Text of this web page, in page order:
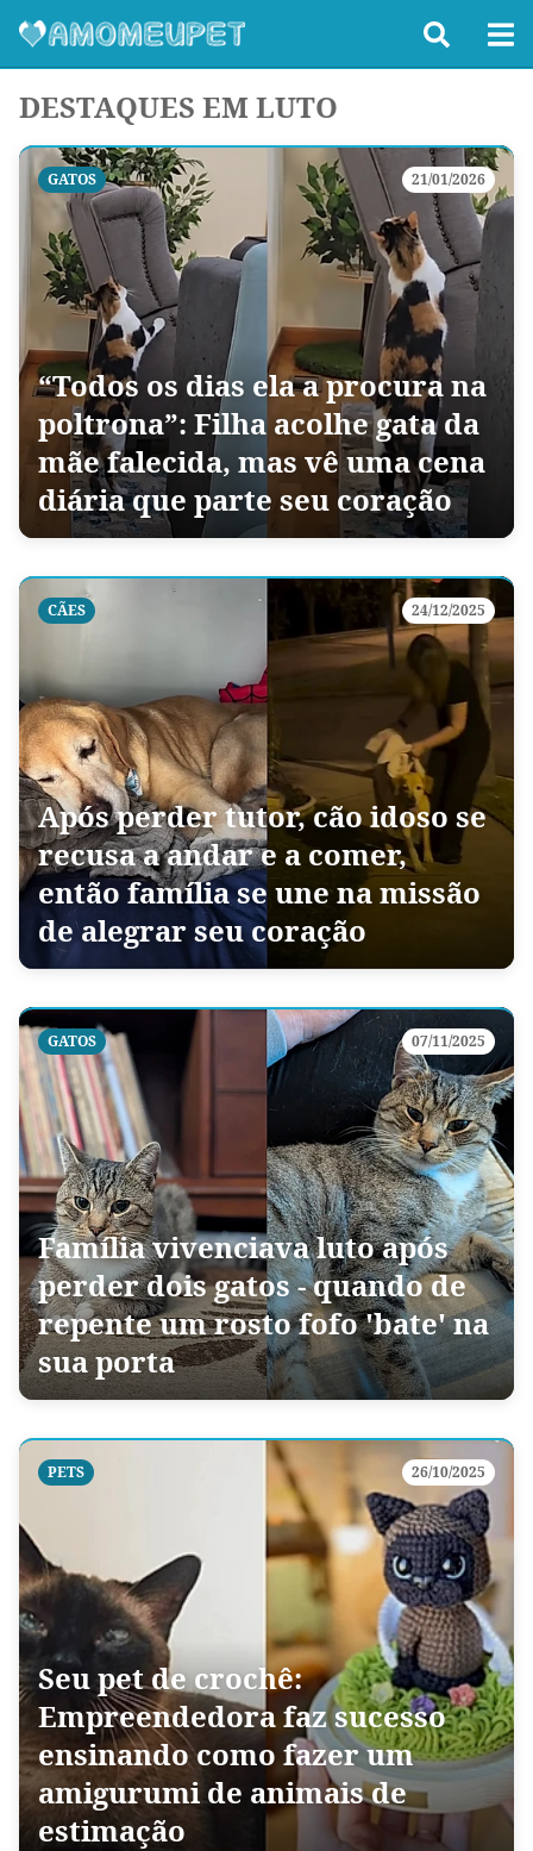
DESTAQUES EM LUTO
GATOS 21/01/2026
“Todos os dias ela a procura na
poltrona”: Filha acolhe gata da
mãe falecida, mas vê uma cena
diária que parte seu coração
CÃES 24/12/2025
Após perder tutor, cão idoso se
recusa a andar e a comer,
então família se une na missão
de alegrar seu coração
GATOS 07/11/2025
Família vivenciava luto após
perder dois gatos - quando de
repente um rosto fofo 'bate' na
sua porta
PETS 26/10/2025
Seu pet de crochê:
Empreendedora faz sucesso
ensinando como fazer um
amigurumi de animais de
estimação